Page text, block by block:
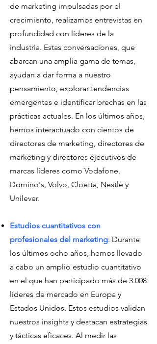
de marketing impulsadas por el
crecimiento, realizamos entrevistas en
profundidad con líderes de la
industria. Estas conversaciones, que
abarcan una amplia gama de temas,
ayudan a dar forma a nuestro
pensamiento, explorar tendencias
emergentes e identificar brechas en las
prácticas actuales. En los últimos años,
hemos interactuado con cientos de
directores de marketing, directores de
marketing y directores ejecutivos de
marcas líderes como Vodafone,
Domino's, Volvo, Cloetta, Nestlé y
Unilever.
Estudios cuantitativos con
profesionales del marketing: Durante
los últimos ocho años, hemos llevado
a cabo un amplio estudio cuantitativo
en el que han participado más de 3.008
líderes de mercado en Europa y
Estados Unidos. Estos estudios validan
nuestros insights y destacan estrategias
y tácticas eficaces. Al medir las